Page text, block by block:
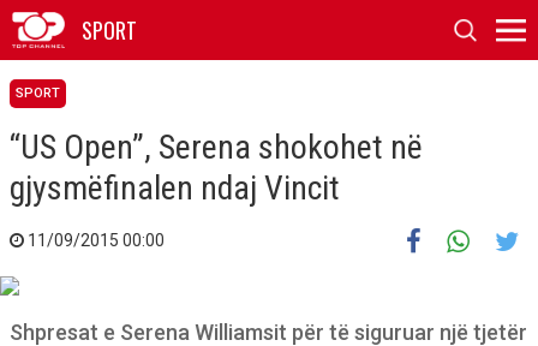
SPORT
SPORT
“US Open”, Serena shokohet në
gjysmëfinalen ndaj Vincit
11/09/2015 00:00
Shpresat e Serena Williamsit për të siguruar një tjetër